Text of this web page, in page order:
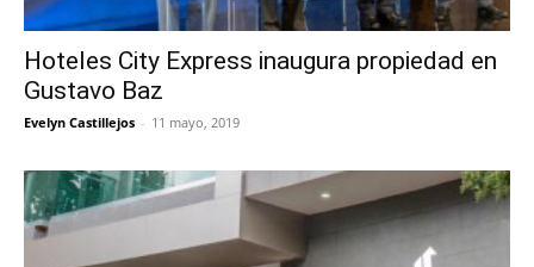
Hoteles City Express inaugura propiedad en
Gustavo Baz
Evelyn Castillejos - 11 mayo, 2019